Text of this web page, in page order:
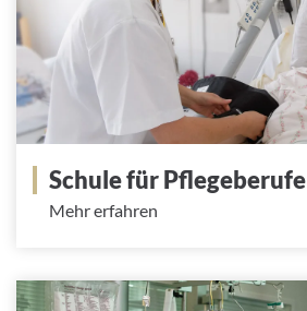
Schule für Pflegeberufe
Mehr erfahren